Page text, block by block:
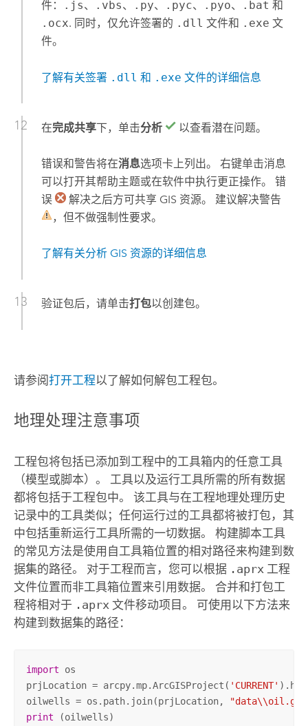
件：
.js、 .vbs、 .py、 .pyc、 .pyo、 .bat 和
.ocx. 同时，仅允许签署的 .dll 文件和 .exe 文
件。
了解有关签署 .dll 和 .exe 文件的详细信息
在完成共享下，单击分析 以查看潜在问题。
错误和警告将在消息选项卡上列出。 右键单击消息
可以打开其帮助主题或在软件中执行更正操作。 错
误
解决之后方可共享 GIS 资源。 建议解决警告
，但不做强制性要求。
了解有关分析 GIS 资源的详细信息
验证包后，请单击打包以创建包。
请参阅打开工程以了解如何解包工程包。
地理处理注意事项
工程包将包括已添加到工程中的工具箱内的任意工具
（模型或脚本）。 工具以及运行工具所需的所有数据
都将包括于工程包中。 该工具与在工程地理处理历史
记录中的工具类似；任何运行过的工具都将被打包，其
中包括重新运行工具所需的一切数据。 构建脚本工具
的常见方法是使用自工具箱位置的相对路径来构建到数
据集的路径。 对于工程而言，您可以根据 .aprx 工程
文件位置而非工具箱位置来引用数据。 合并和打包工
程将相对于 .aprx 文件移动项目。 可使用以下方法来
构建到数据集的路径：
import os
prjLocation = arcpy.mp.ArcGISProject( 'CURRENT'
oilwells = os.path.join(prjLocation,
print